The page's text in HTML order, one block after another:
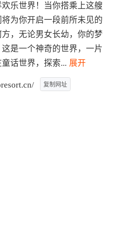
乐世界！当你搭乘上这艘
为你开启一段前所未见的
，无论男女长幼，你的梦
是一个神奇的世界，一片
话世界，探索... 展开
复制网址